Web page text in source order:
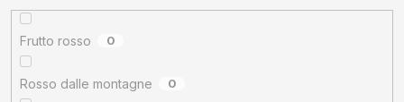
Frutto rosso 0
Rosso dalle montagne 0